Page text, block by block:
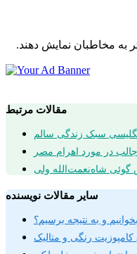
به مخاطبان نمایش دهند.
مقالات مرتبط
سبک زندگی سالم
در مورد اهرام مصر
گوئی شاه‌نعمت‌الله ولی
سایر مقالات نویسنده
و به نتیجه برسیم؟
رنگی و متالیک